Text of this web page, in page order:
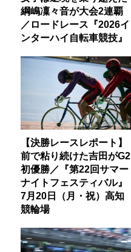
綱嶋凜々音が大会2連覇
／ロードレース『2026イ
ンターハイ自転車競技』
【決勝レースレポート】
前で粘り続けた吉田がG2
初優勝／『第22回サマー
ナイトフェスティバル』
7月20日（月・祝）高知
競輪場